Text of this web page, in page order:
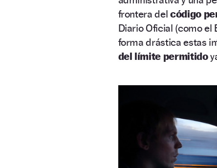
frontera del código
Diario Oficial (como el
forma drástica estas
del límite permitido